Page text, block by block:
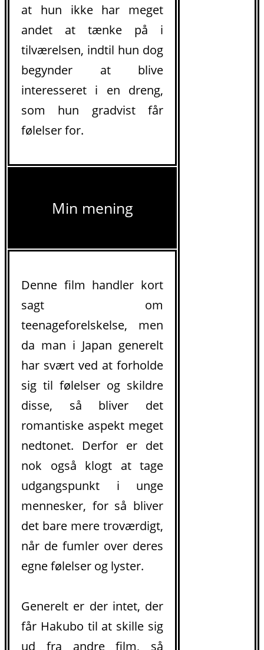
at hun ikke har meget
andet at tænke på i
tilværelsen, indtil hun dog
begynder at blive
interesseret i en dreng,
som hun gradvist får
følelser for.
Min mening
Denne film handler kort
sagt om
teenageforelskelse, men
da man i Japan generelt
har svært ved at forholde
sig til følelser og skildre
disse, så bliver det
romantiske aspekt meget
nedtonet. Derfor er det
nok også klogt at tage
udgangspunkt i unge
mennesker, for så bliver
det bare mere troværdigt,
når de fumler over deres
egne følelser og lyster.
Generelt er der intet, der
får Hakubo til at skille sig
ud fra andre film, så